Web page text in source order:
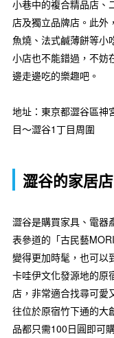
小巷中的複合精品店、
店及獨立品牌店。此外
魚燒、法式鹹薄餅等小
小店也不能錯過，不妨
邊走邊吃的樂趣吧。
地址：東京都澀谷區神
目〜澀谷1丁目周圍
澀谷的家居店
澀谷是購買家具、電器
表參道的「古民藝
變得更加時髦，也可以
卡哇伊文化發源地的原
店，非常適合找尋可愛
往位於原宿竹下通的大
品都只需100日圓即可